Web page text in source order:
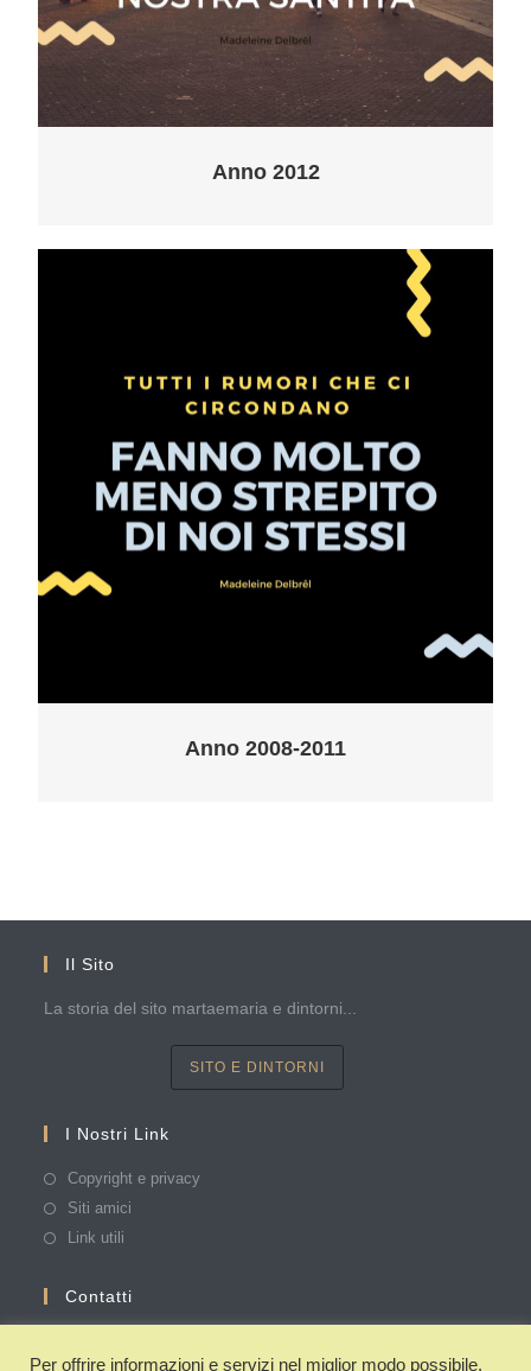
Anno 2012
Anno 2008-2011
Il Sito
La storia del sito martaemaria e dintorni...
SITO E DINTORNI
I Nostri Link
Copyright e privacy
Siti amici
Link utili
Contatti
materiale che ritieni utile. Grazie!
Per offrire informazioni e servizi nel miglior modo possibile,